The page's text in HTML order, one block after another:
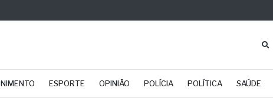
ESPORTE OPINIÃO POLÍCIA POLÍTICA SAÚDE